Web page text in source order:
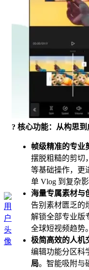
? 核心功能：从构思
帧级精准的专业
摆脱粗糙的剪切
等基础操作，更
单 Vlog 到复杂
海量专属素材与
告别素材匮乏的
解锁全部专业版
全球短视频趋势。
极简高效的人机
编辑功能分区科
局。智能吸附与